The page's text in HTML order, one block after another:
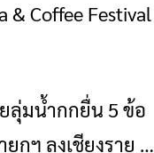
ยา แพร่ และน่าน
ร์ตจากศิลปินชื่อ
ข่าวเชียงราย
& Coffee Festival
ข่าวเชียงราย
ลุ่มน้ำกกยื่น 5 ข้อ
กฯ ลงเชียงราย แก้